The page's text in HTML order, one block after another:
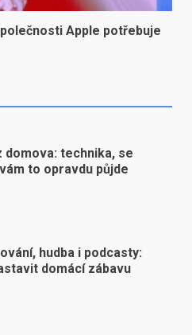
Apple potřebuje
domova: technika, se
to opravdu půjde
hudba i podcasty:
domácí zábavu